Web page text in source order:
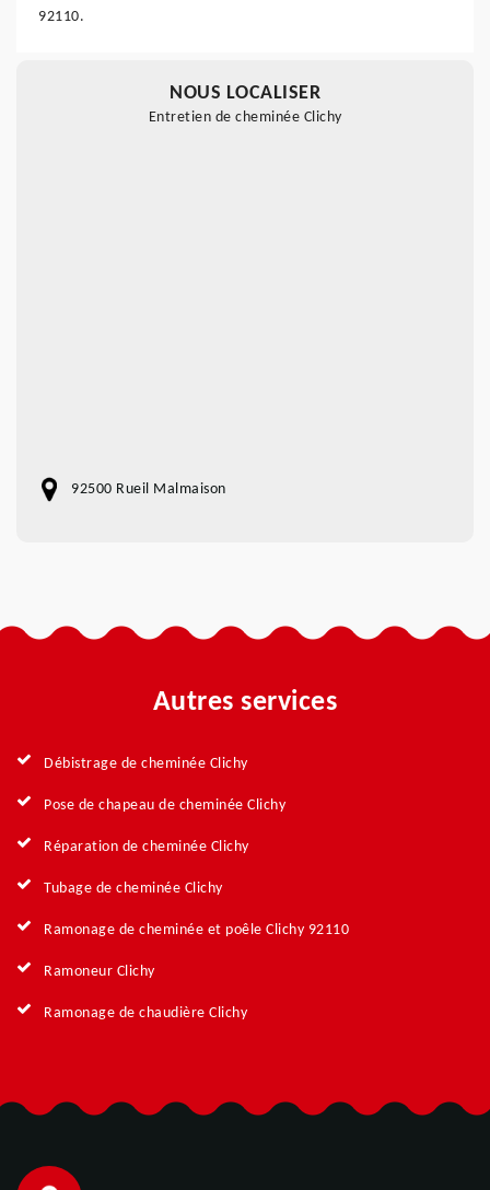
92110.
NOUS LOCALISER
Entretien de cheminée Clichy
92500 Rueil Malmaison
Autres services
Débistrage de cheminée Clichy
Pose de chapeau de cheminée Clichy
Réparation de cheminée Clichy
Tubage de cheminée Clichy
Ramonage de cheminée et poêle Clichy 92110
Ramoneur Clichy
Ramonage de chaudière Clichy